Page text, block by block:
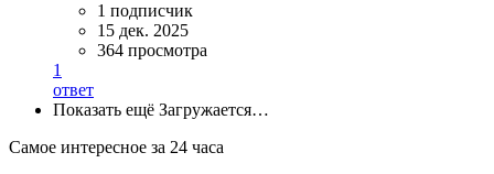
1 подписчик
15 дек. 2025
364 просмотра
1
ответ
Показать ещё Загружается…
Самое интересное за 24 часа